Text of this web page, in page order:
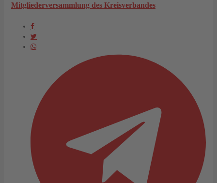
Mitgliederversammlung des Kreisverbandes